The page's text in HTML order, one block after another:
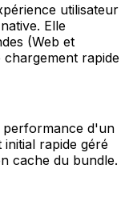
utilisateur
Elle
(Web et
rapide
performance d'un
rapide géré
cache du bundle.